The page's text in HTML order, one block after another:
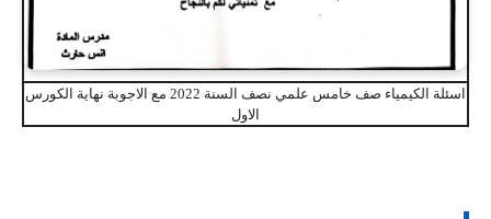
اسئلة الكيمياء صف خامس علمي نصف السنة 2022 مع الاجوبة نهاية الكورس
الاول